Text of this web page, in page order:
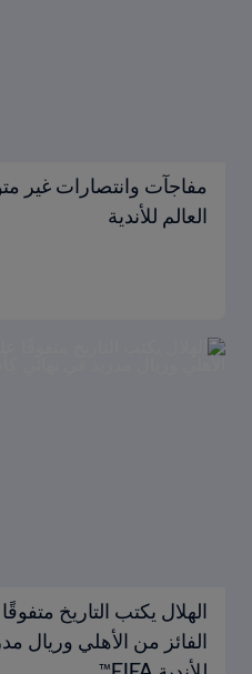
مفاجآت وانتصارات غير
العالم للأندية
الهلال يكتب التاريخ
الفائز من الأهلي وريال